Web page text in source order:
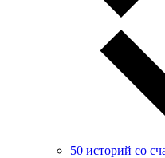
50 историй со